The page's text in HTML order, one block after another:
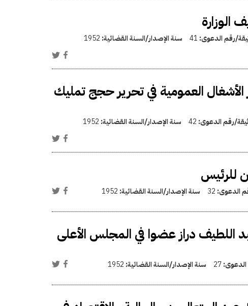
رقم الدعوى: 41 سنة الإصدار/السنة القضائية: 1952
العمومية في تحرير حجج تمليك
رقم الدعوى: 42 سنة الإصدار/السنة القضائية: 1952
للرئيس
الدعوى: 32 سنة الإصدار/السنة القضائية: 1952
دراز عضوا في المجلس الأعلى
الدعوى:27 سنة الإصدار/السنة القضائية: 1952